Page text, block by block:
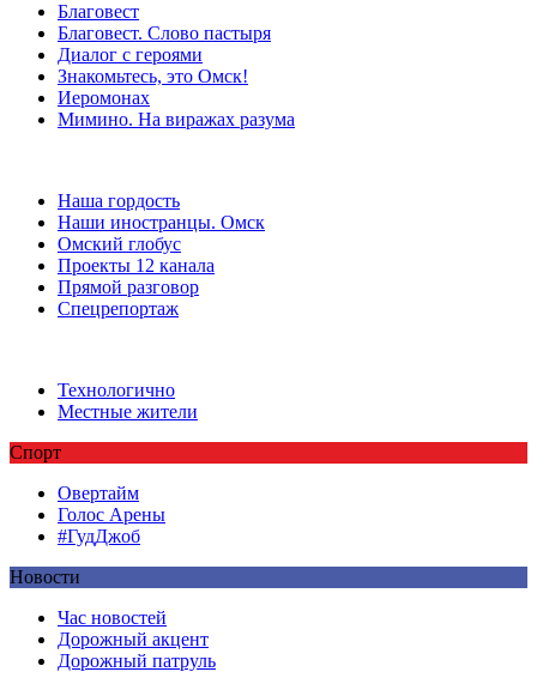
Благовест
Благовест. Слово пастыря
Диалог с героями
Знакомьтесь, это Омск!
Иеромонах
Мимино. На виражах разума
Наша гордость
Наши иностранцы. Омск
Омский глобус
Проекты 12 канала
Прямой разговор
Спецрепортаж
Технологично
Местные жители
Спорт
Овертайм
Голос Арены
#ГудДжоб
Новости
Час новостей
Дорожный акцент
Дорожный патруль